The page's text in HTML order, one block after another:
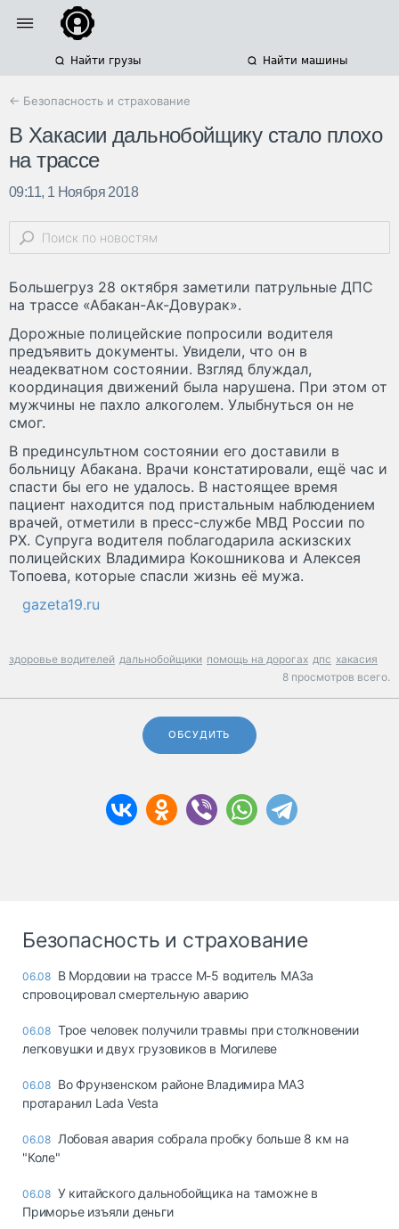
Найти грузы Найти машины
← Безопасность и страхование
В Хакасии дальнобойщику стало плохо
на трассе
09:11, 1 Ноября 2018
Большегруз 28 октября заметили патрульные ДПС
на трассе «Абакан-Ак-Довурак».
Дорожные полицейские попросили водителя
предъявить документы. Увидели, что он в
неадекватном состоянии. Взгляд блуждал,
координация движений была нарушена. При этом от
мужчины не пахло алкоголем. Улыбнуться он не
смог.
В прединсультном состоянии его доставили в
больницу Абакана. Врачи констатировали, ещё час и
спасти бы его не удалось. В настоящее время
пациент находится под пристальным наблюдением
врачей, отметили в пресс-службе МВД России по
РХ. Супруга водителя поблагодарила аскизских
полицейских Владимира Кокошникова и Алексея
Топоева, которые спасли жизнь её мужа.
gazeta19.ru
здоровье водителей дальнобойщики помощь на дорогах дпс хакасия
8 просмотров всего.
ОБСУДИТЬ
Безопасность и страхование
06.08 В Мордовии на трассе М-5 водитель МАЗа
спровоцировал смертельную аварию
06.08 Трое человек получили травмы при столкновении
легковушки и двух грузовиков в Могилеве
06.08 Во Фрунзенском районе Владимира МАЗ
протаранил Lada Vesta
06.08 Лобовая авария собрала пробку больше 8 км на
"Коле"
06.08 У китайского дальнобойщика на таможне в
Приморье изъяли деньги